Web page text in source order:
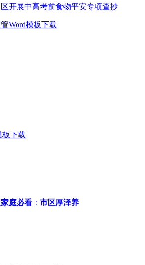
开展中高考前食物平安专项查抄
Word模板下载
板下载
庭必看：市区厚泽养